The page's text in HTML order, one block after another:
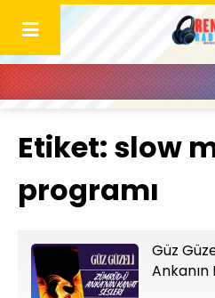
content
Etiket: slow
programı
Güz
Ankanın